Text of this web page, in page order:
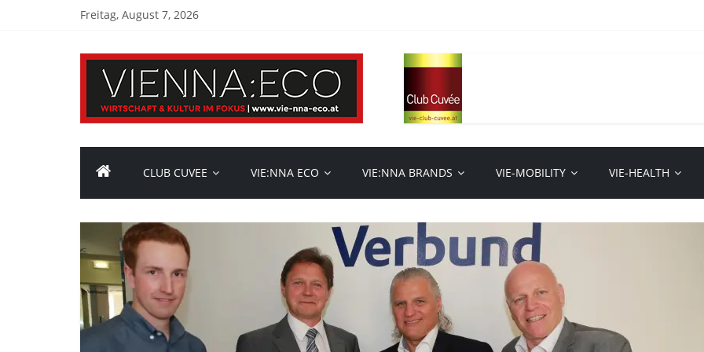
Freitag, August 7, 2026
CLUB CUVEE VIE:NNA ECO VIE:NNA BRANDS VIE-MOBILITY VIE-HEALTH